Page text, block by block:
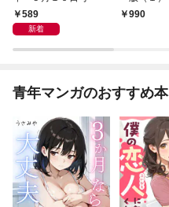
589
新着
990
青年マンガのおすすめ本